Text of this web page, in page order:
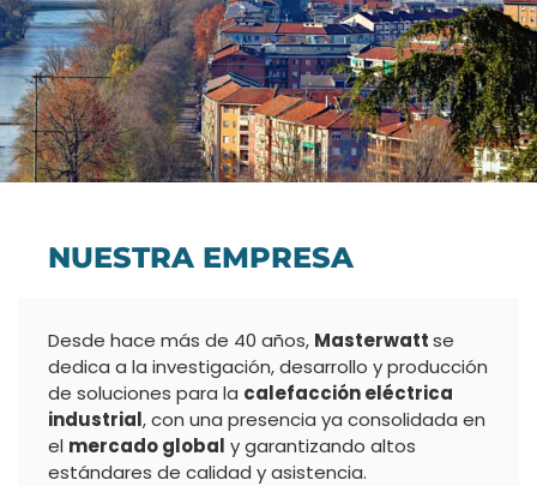
CALEFACCIÓN
Desde hace más de 40 años socio estratégico
para soluciones de calefacción de vanguardia
NUESTRA EMPRESA
Desde hace más de 40 años, Masterwattse
dedica a la investigación, desarrollo y producción
de soluciones para la calefacción eléctrica
industrial, con una presencia ya consolidada en
el mercado global y garantizando altos
estándares de calidad y asistencia.